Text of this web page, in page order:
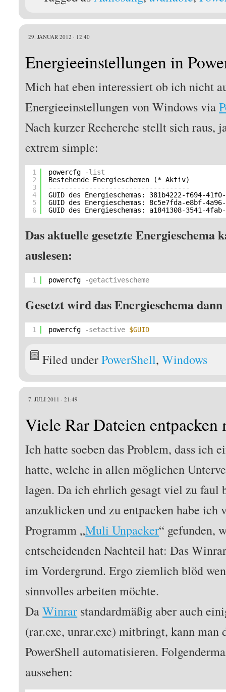
29. JANUAR 2012 · 12:40
Energieeinstellungen in
Mich hat eben interessiert ob ich nicht
Energieeinstellungen von Windows via
Nach kurzer Recherche stellt sich raus,
extrem simple:
1
2
3
4
5
6
powercfg
-list
Bestehende Energieschemen (* Aktiv)
-----------------------------------
GUID des Energieschemas: 381b4222-f694-
GUID des Energieschemas: 8c5e7fda-e8bf-
GUID des Energieschemas: a1841308-3541-
Das aktuelle gesetzte Energieschema
auslesen:
1 powercfg -getactivescheme
Gesetzt wird das Energieschema
1 powercfg -setactive $GUID
Filed underPowerShell,Windows
7. JULI 2011 · 21:49
Viele Rar Dateien entpacken
Ich hatte soeben das Problem, dass ich
hatte, welche in allen möglichen
lagen. Da ich ehrlich gesagt viel zu faul
anzuklicken und zu entpacken habe ich
Programm „Muli Unpacker“ gefunden,
entscheidenden Nachteil hat: Das
im Vordergrund. Ergo ziemlich blöd
sinnvolles arbeiten möchte.
DaWinrar standardmäßig aber auch
(rar.exe, unrar.exe) mitbringt, kann man
PowerShell automatisieren.
aussehen: